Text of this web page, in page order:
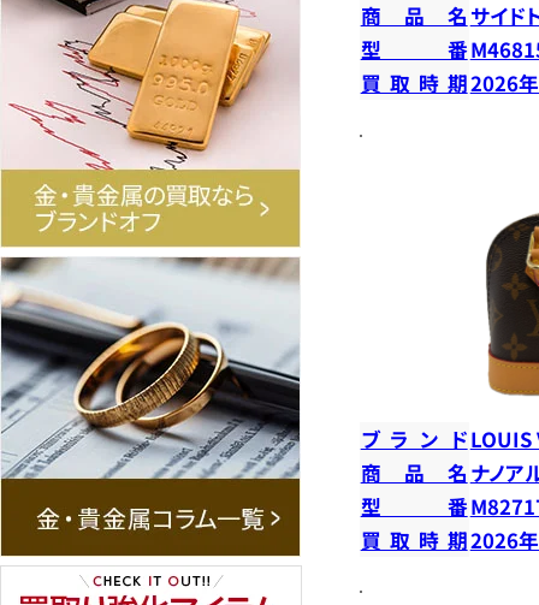
商品名 サイド
型番
買取時期2026
ブランドLOUIS
商品名 ナノア
型番
買取時期2026